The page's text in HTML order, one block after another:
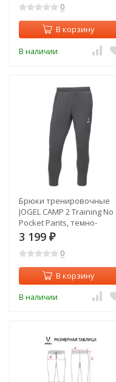
0
В корзину
В наличии
Брюки тренировочные
JOGEL CAMP 2 Training No
Pocket Pants, темно-
серый, детский (2126545)
3 199 ₽
0
В корзину
В наличии